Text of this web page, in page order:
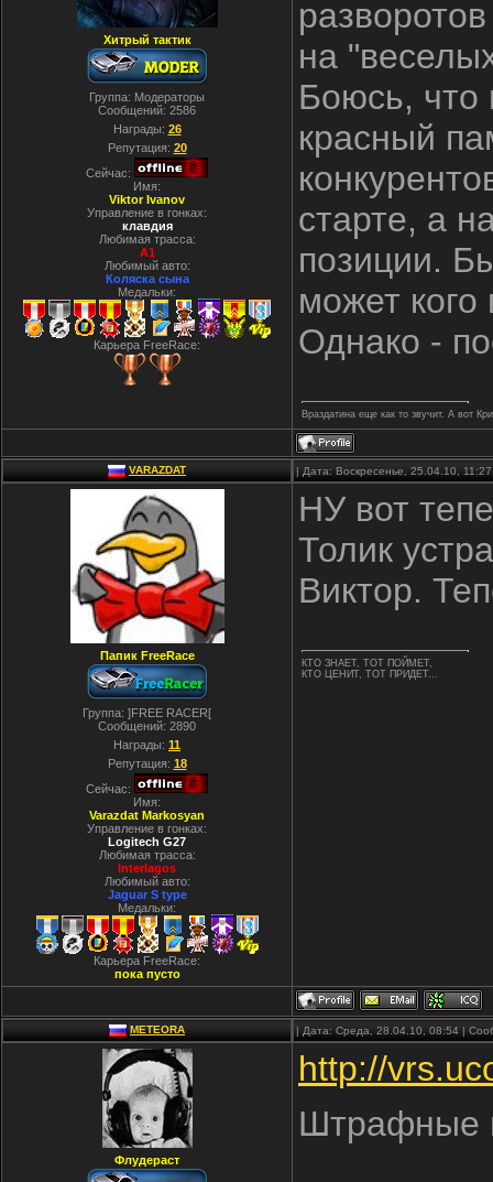
Хитрый тактик
Группа: Модераторы
Сообщений: 2586
Награды: 26
Репутация: 20
Сейчас:
Имя:
Viktor Ivanov
Управление в гонках:
клавдия
Любимая трасса:
A1
Любимый авто:
Коляска сына
Медальки:
Карьера FreeRace:
на
Боюсь, что
красный
старте, а
позиции.
может
Однако -
Враздатина еще как то звучит. А вот
VARAZDAT | Дата: Воскресенье, 25.04.10,
Папик FreeRace
Группа: ]FREE RACER[
Сообщений: 2890
Награды: 11
Репутация: 18
Сейчас:
Имя:
Varazdat Markosyan
Управление в гонках:
Logitech G27
Любимая трасса:
Interlagos
Любимый авто:
Jaguar S type
Медальки:
Карьера FreeRace:
пока пусто
НУ вот
Толик
Виктор.
КТО ЗНАЕТ, ТОТ ПОЙМЕТ,
КТО ЦЕНИТ, ТОТ ПРИДЕТ...
METEORA | Дата: Среда, 28.04.10, 08:54 |
Флудераст
http://
Штрафные